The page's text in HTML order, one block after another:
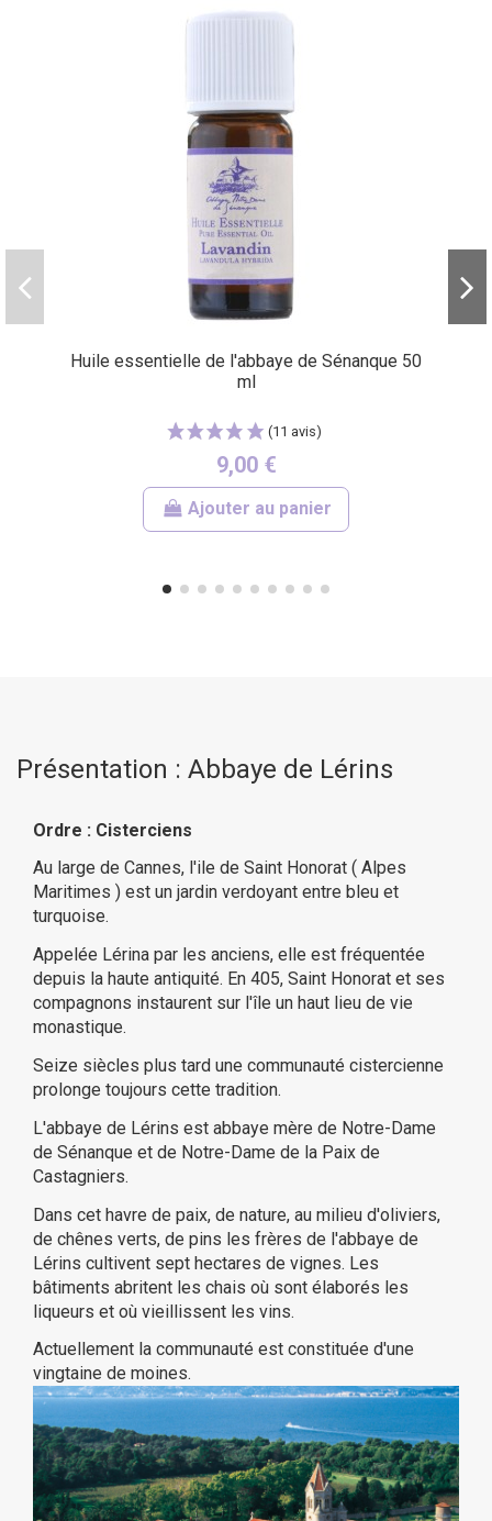
Huile essentielle de l'abbaye de Sénanque 50
ml
(11 avis)
9,00 €
Ajouter au panier
Présentation : Abbaye de Lérins
Ordre : Cisterciens
Au large de Cannes, l'ile de Saint Honorat ( Alpes
Maritimes ) est un jardin verdoyant entre bleu et
turquoise.
Appelée Lérina par les anciens, elle est fréquentée
depuis la haute antiquité. En 405, Saint Honorat et ses
compagnons instaurent sur l'île un haut lieu de vie
monastique.
Seize siècles plus tard une communauté cistercienne
prolonge toujours cette tradition.
L'abbaye de Lérins est abbaye mère de Notre-Dame
de Sénanque et de Notre-Dame de la Paix de
Castagniers.
Dans cet havre de paix, de nature, au milieu d'oliviers,
de chênes verts, de pins les frères de l'abbaye de
Lérins cultivent sept hectares de vignes. Les
bâtiments abritent les chais où sont élaborés les
liqueurs et où vieillissent les vins.
Actuellement la communauté est constituée d'une
vingtaine de moines.